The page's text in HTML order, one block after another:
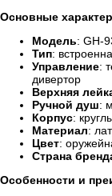
Основные
Модель: GH-
Тип:
Управление:
дивертор
Верхняя
Ручной душ:
Корпус:
Материал:
Цвет:
Страна
Особенности и